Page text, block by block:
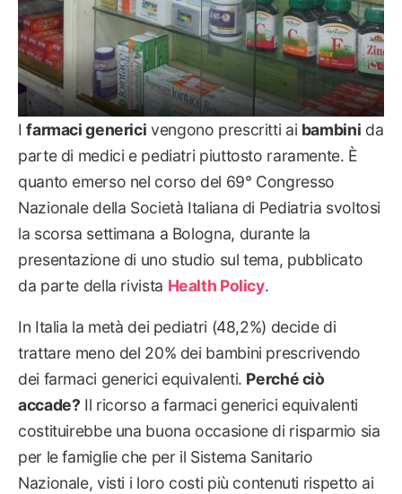
Ifarmaci generici vengono prescritti ai bambini da
parte di medici e pediatri piuttosto raramente. È
quanto emerso nel corso del 69° Congresso
Nazionale della Società Italiana di Pediatria svoltosi
la scorsa settimana a Bologna, durante la
presentazione di uno studio sul tema, pubblicato
da parte della rivista Health Policy.
In Italia la metà dei pediatri (48,2%) decide di
trattare meno del 20% dei bambini prescrivendo
dei farmaci generici equivalenti. Perché ciò
accade? Il ricorso a farmaci generici equivalenti
costituirebbe una buona occasione di risparmio sia
per le famiglie che per il Sistema Sanitario
Nazionale, visti i loro costi più contenuti rispetto ai